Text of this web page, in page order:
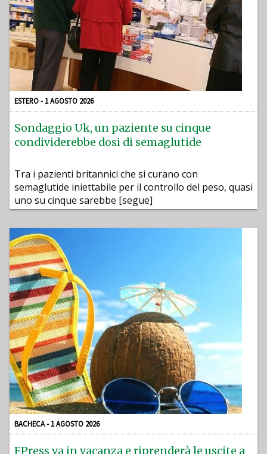
ESTERO - 1 AGOSTO 2026
Sondaggio Uk, un paziente su cinque
condividerebbe dosi di semaglutide
Tra i pazienti britannici che si curano con
semaglutide iniettabile per il controllo del peso, quasi
uno su cinque sarebbe [segue]
BACHECA - 1 AGOSTO 2026
FPress va in vacanza e riprenderà le uscite a